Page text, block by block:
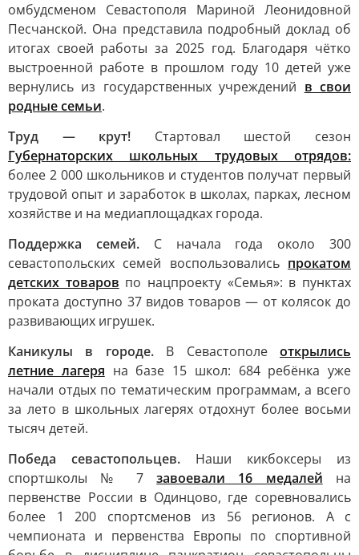
омбудсменом Севастополя Мариной Леонидовной
Песчанской. Она представила подробный доклад об
итогах своей работы за 2025 год. Благодаря чётко
выстроенной работе в прошлом году 10 детей уже
вернулись из государственных учреждений в свои
родные семьи.
Труд — крут! Стартовал шестой сезон
Губернаторских школьных трудовых отрядов:
более 2 000 школьников и студентов получат первый
трудовой опыт и заработок в школах, парках, лесном
хозяйстве и на медиаплощадках города.
Поддержка семей.С начала года около 300
севастопольских семей воспользовались прокатом
детских товаров по нацпроекту «Семья»: в пунктах
проката доступно 37 видов товаров — от колясок до
развивающих игрушек.
Каникулы в городе.В Севастополеоткрылись
летние лагеря на базе 15 школ: 684 ребёнка уже
начали отдых по тематическим программам, а всего
за лето в школьных лагерях отдохнут более восьми
тысяч детей.
Победа севастопольцев. Наши кикбоксеры из
спортшколы № 7завоевали 16 медалей на
первенстве России в Одинцово, где соревновались
более 1 200 спортсменов из 56 регионов. А с
чемпионата и первенства Европы по спортивной